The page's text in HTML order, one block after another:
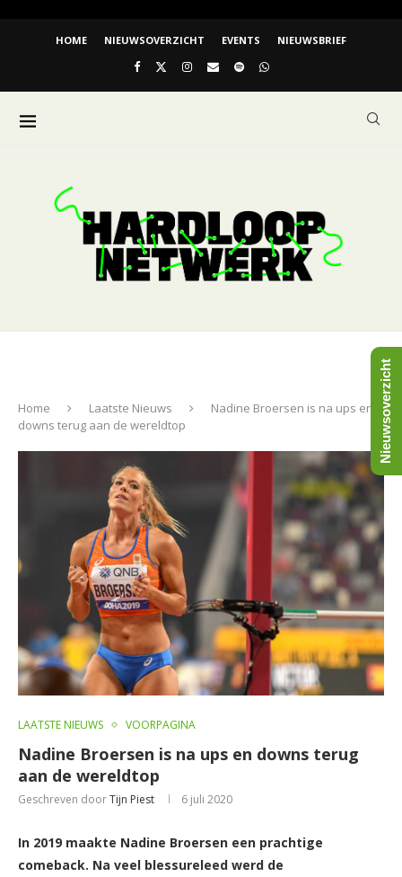
HOME NIEUWSOVERZICHT EVENTS NIEUWSBRIEF
Home Laatste Nieuws
Nadine Broersen is na ups en
downs terug aan de wereldtop
LAATSTE NIEUWS VOORPAGINA
Nadine Broersen is na ups en downs terug
aan de wereldtop
Geschreven doorTijn Piest 6 juli 2020
In 2019 maakte Nadine Broersen een prachtige
comeback. Na veel blessureleed werd de
Nieuwsoverzicht